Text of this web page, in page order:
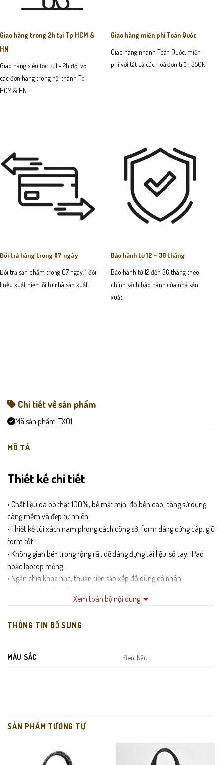
Giao hàng trong 2h tại Tp HCM &
HN
Giao hàng siêu tốc từ 1 - 2h đối với
các đơn hàng trong nội thành Tp
HCM & HN
Giao hàng miễn phí Toàn Quốc
Giao hàng nhanh Toàn Quốc, miễn
phí với tất cả các hoá đơn trên 350k
Đổi trả hàng trong 07 ngày
Đổi trả sản phẩm trong 07 ngày. 1 đổi
1 nếu xuất hiện lỗi từ nhà sản xuất.
Bảo hành từ 12 - 36 tháng
Bảo hành từ 12 đến 36 tháng theo
chính sách bảo hành của nhà sản
xuất.
Chi tiết về sản phẩm
Mã sản phẩm:TX01
MÔ TẢ
Thiết kế chi tiết
• Chất liệu da bò thật 100%, bề mặt mịn, độ bền cao, càng sử dụng
càng mềm và đẹp tự nhiên.
• Thiết kế túi xách nam phong cách công sở, form dáng cứng cáp, giữ
form tốt.
• Không gian bên trong rộng rãi, dễ dàng đựng tài liệu, sổ tay, iPad
hoặc laptop mỏng.
• Ngăn chia khoa học, thuận tiện sắp xếp đồ dùng cá nhân.
• Quai xách chắc chắn, đường may tỉ mỉ, đảm bảo độ bền khi sử dụng
chắn.
Xem toàn bộ nội dung
THÔNG TIN BỔ SUNG
MÀU SẮC Đen, Nâu
SẢN PHẨM TƯƠNG TỰ